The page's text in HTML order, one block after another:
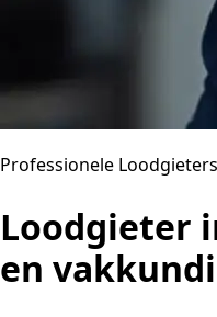
Professionele
Loodgieter
en